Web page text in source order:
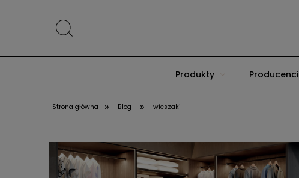
Produkty Producenci
Strona główna » Blog » wieszaki